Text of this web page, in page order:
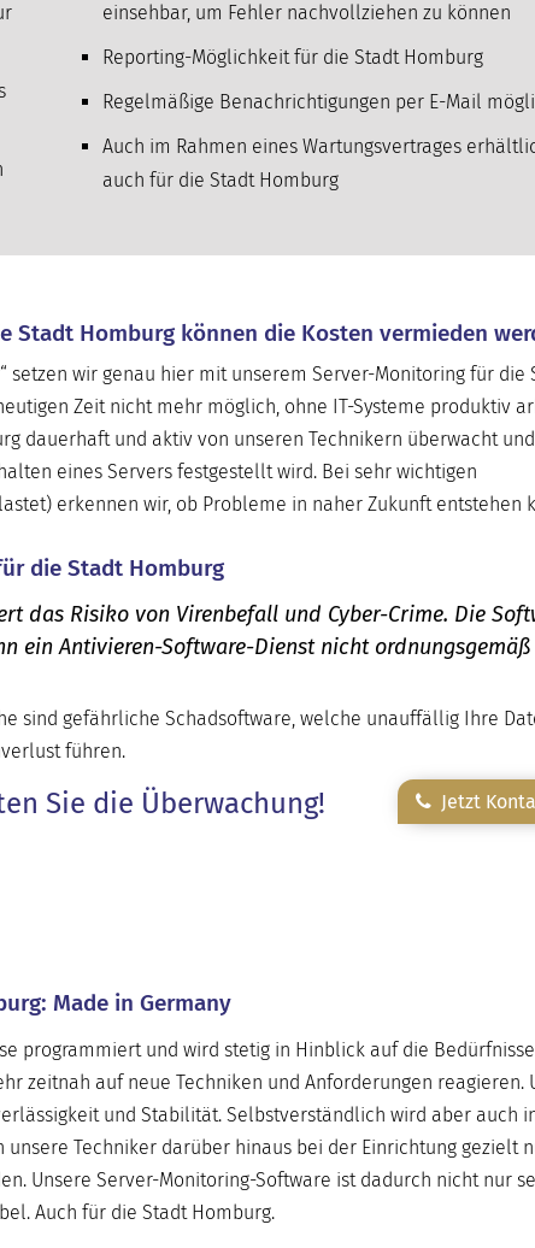
einsehbar, um Fehler nachvollziehen zu können
Reporting-Möglichkeit für die Stadt Homburg
Regelmäßige Benachrichtigungen per E-Mail
Auch im Rahmen eines Wartungsvertrages
auch für die Stadt Homburg
Homburg können die Kosten vermieden
setzen wir genau hier mit unserem Server-Monitoring für die
Zeit nicht mehr möglich, ohne IT-Systeme produktiv
dauerhaft und aktiv von unseren Technikern überwacht
eines Servers festgestellt wird. Bei sehr wichtigen
erkennen wir, ob Probleme in naher Zukunft entstehen
die Stadt Homburg
das Risiko von Virenbefall und Cyber-Crime. Die
ein Antivieren-Software-Dienst nicht ordnungsgemäß
sind gefährliche Schadsoftware, welche unauffällig Ihre
führen.
Sie die Überwachung! Jetzt
Made in Germany
programmiert und wird stetig in Hinblick auf die
zeitnah auf neue Techniken und Anforderungen reagieren.
und Stabilität. Selbstverständlich wird aber auch
Techniker darüber hinaus bei der Einrichtung gezielt
Unsere Server-Monitoring-Software ist dadurch nicht nur
Auch für die Stadt Homburg.